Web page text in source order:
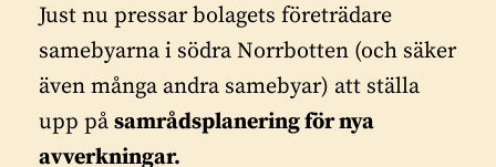
Just nu pressar bolagets företrädare
samebyarna i södra Norrbotten (och säker
även många andra samebyar) att ställa
upp på samrådsplanering för nya
avverkningar.